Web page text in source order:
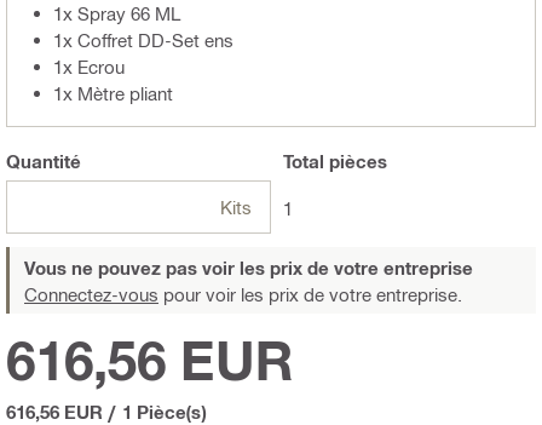
1x Spray 66 ML
1x Coffret DD-Set ens
1x Ecrou
1x Mètre pliant
Quantité
Kits
Total pièces
1
Vous ne pouvez pas voir les prix de votre entreprise
Connectez-vous pour voir les prix de votre entreprise.
616,56 EUR
616,56 EUR / 1 Pièce(s)